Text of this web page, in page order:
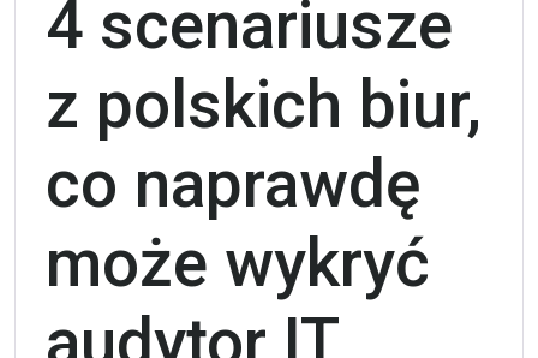
4 scenariusze
z polskich biur,
co naprawdę
może wykryć
audytor IT